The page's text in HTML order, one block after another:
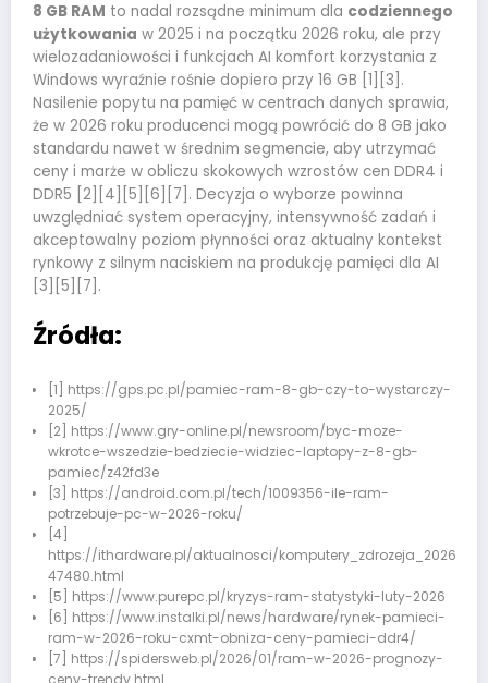
8 GB RAM to nadal rozsądne minimum dla codziennego
użytkowania w 2025 i na początku 2026 roku, ale przy
wielozadaniowości i funkcjach AI komfort korzystania z
Windows wyraźnie rośnie dopiero przy 16 GB [1][3].
Nasilenie popytu na pamięć w centrach danych sprawia,
że w 2026 roku producenci mogą powrócić do 8 GB jako
standardu nawet w średnim segmencie, aby utrzymać
ceny i marże w obliczu skokowych wzrostów cen DDR4 i
DDR5 [2][4][5][6][7]. Decyzja o wyborze powinna
uwzględniać system operacyjny, intensywność zadań i
akceptowalny poziom płynności oraz aktualny kontekst
rynkowy z silnym naciskiem na produkcję pamięci dla AI
[3][5][7].
Źródła:
[1] https://gps.pc.pl/pamiec-ram-8-gb-czy-to-wystarczy-
2025/
[2] https://www.gry-online.pl/newsroom/byc-moze-
wkrotce-wszedzie-bedziecie-widziec-laptopy-z-8-gb-
pamiec/z42fd3e
[3] https://android.com.pl/tech/1009356-ile-ram-
potrzebuje-pc-w-2026-roku/
[4]
https://ithardware.pl/aktualnosci/
47480.html
[5] https://www.purepc.pl/kryzys-ram-statystyki-luty-2026
[6] https://www.instalki.pl/news/hardware/rynek-pamieci-
ram-w-2026-roku-cxmt-obniza-ceny-pamieci-ddr4/
[7] https://spidersweb.pl/2026/01/ram-w-2026-prognozy-
ceny-trendy.html